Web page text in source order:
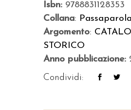
Isbn: 9788831128353
Collana: Passaparola
Argomento:
STORICO
Anno pubblicazione:
Condividi: